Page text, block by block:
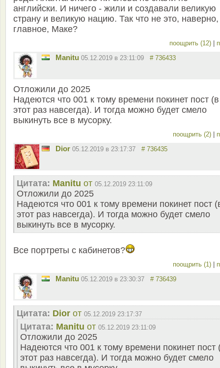
английски. И ничего - жили и создавали великую
страну и великую нацию. Так что не это, наверно,
главное, Маке?
поощрить (12) |
Manitu 05.12.2019 в 23:11:09 # 736433
Отложили до 2025
Надеются что 001 к тому времени покинет пост (в
этот раз навсегда). И тогда можно будет смело
выкинуть все в мусорку.
поощрить (2) |
Dior 05.12.2019 в 23:17:37 # 736435
Цитата: Manitu от 05.12.2019 23:11:09
Отложили до 2025
Надеются что 001 к тому времени покинет пост
этот раз навсегда). И тогда можно будет смело
выкинуть все в мусорку.
Все портреты с кабинетов?
поощрить (1) |
Manitu 05.12.2019 в 23:30:37 # 736439
Цитата: Dior от 05.12.2019 23:17:37
Цитата: Manitu от 05.12.2019 23:11:09
Отложили до 2025
Надеются что 001 к тому времени покинет пост
этот раз навсегда). И тогда можно будет смело